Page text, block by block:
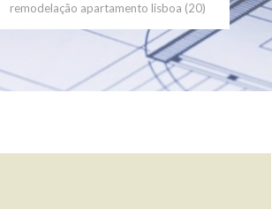
remodelação apartamento lisboa (20)